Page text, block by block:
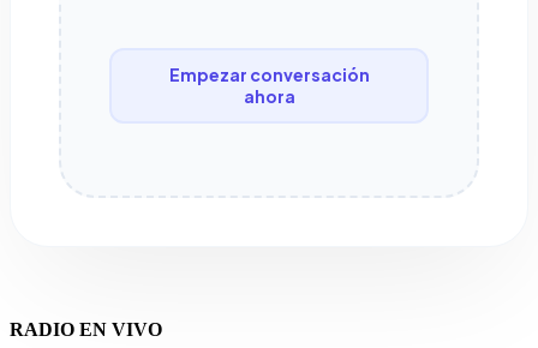
Empezar conversación
ahora
RADIO EN VIVO